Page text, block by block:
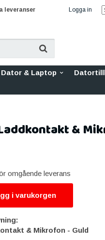
Logga in
leveranser
Dator & Laptop
&
omgående leverans
i varukorgen
& Mikrofon - Guld